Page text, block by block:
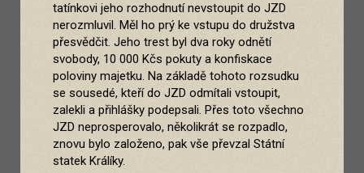
tatínkovi jeho rozhodnutí nevstoupit do JZD
nerozmluvil. Měl ho prý ke vstupu do družstva
přesvědčit. Jeho trest byl dva roky odnětí
svobody, 10 000 Kčs pokuty a konfiskace
poloviny majetku. Na základě tohoto rozsudku
se sousedé, kteří do JZD odmítali vstoupit,
zalekli a přihlášky podepsali. Přes toto všechno
JZD neprosperovalo, několikrát se rozpadlo,
znovu bylo založeno, pak vše převzal Státní
statek Králíky.